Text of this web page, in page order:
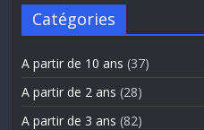
Catégories
A partir de 10 ans (37)
A partir de 2 ans (28)
A partir de 3 ans (82)